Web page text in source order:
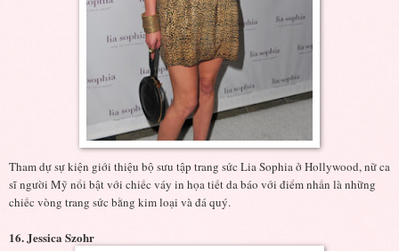
Tham dự sự kiện giới thiệu bộ sưu tập trang sức Lia Sophia ở Hollywood, nữ ca
sĩ người Mỹ nổi bật với chiếc váy in họa tiết da báo với điểm nhấn là những
chiếc vòng trang sức bằng kim loại và đá quý.
16. Jessica Szohr